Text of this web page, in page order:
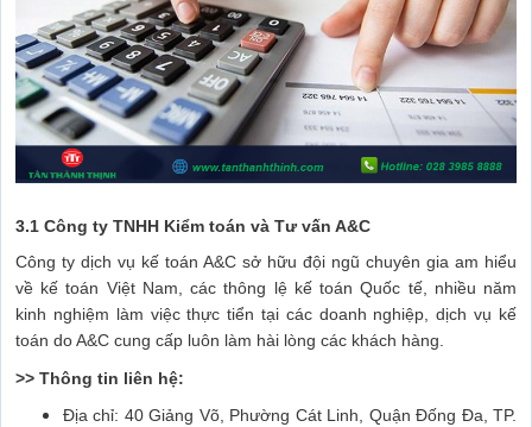
3.1 Công ty TNHH Kiểm toán và Tư vấn A&C
Công ty dịch vụ kế toán A&C sở hữu đội ngũ chuyên gia am hiểu
về kế toán Việt Nam, các thông lệ kế toán Quốc tế, nhiều năm
kinh nghiệm làm việc thực tiển tại các doanh nghiệp, dịch vụ kế
toán do A&C cung cấp luôn làm hài lòng các khách hàng.
>> Thông tin liên hệ:
Địa chỉ: 40 Giảng Võ, Phường Cát Linh, Quận Đống Đa, TP.